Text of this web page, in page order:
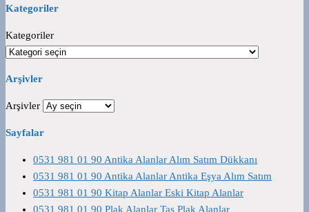
Kategoriler
Kategoriler
Arşivler
Arşivler
Sayfalar
0531 981 01 90 Antika Alanlar Alım Satım Dükkanı
0531 981 01 90 Antika Alanlar Antika Eşya Alım Satım
0531 981 01 90 Kitap Alanlar Eski Kitap Alanlar
0531 981 01 90 Plak Alanlar Taş Plak Alanlar